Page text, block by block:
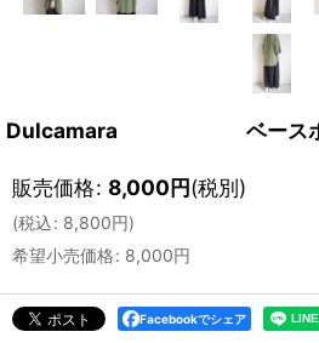
Dulcamara ベースボー
販売価格: 8,000円(税別)
(税込: 8,800円)
希望小売価格: 8,000円
Facebookでシェア